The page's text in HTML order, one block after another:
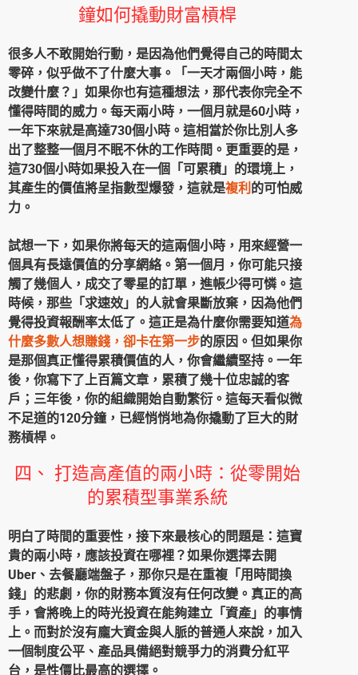
鐘如何撬動財富槓桿
很多人不敢開始行動，是因為他們覺得自己的時間太
零碎，似乎做不了什麼大事。「一天才兩個小時，能
改變什麼？」如果你也有這種想法，那代表你完全不
懂得時間的威力。每天兩小時，一個月就是60小時，
一年下來就是高達730個小時。這相當於你比別人多
出了整整一個月不眠不休的工作時間。更重要的是，
這730個小時如果投入在一個「可累積」的環境上，
其產生的價值將呈指數型爆發，這就是複利 的可怕威
力。
試想一下，如果你將每天的這兩個小時，用來經營一
個具有長遠價值的分享網絡。第一個月，你可能只接
觸了幾個人，成交了零星的訂單，進帳少得可憐。這
時候，那些「求速效」的人就會果斷放棄，因為他們
覺得投資報酬率太低了。這正是為什麼你需要知道為
什麼多數人想賺錢，卻卡在第一步的原因。但如果你
是那個真正懂得累積價值的人，你會繼續堅持。一年
後，你寫下了上百篇文章，累積了幾十位忠誠的客
戶；三年後，你的組織開始自動繁衍。這每天看似微
不足道的120分鐘，已經悄悄地為你撬動了巨大的財
務槓桿。
四、 打造高產值的兩小時：從零開始
的累積型事業系統
明白了時間的重要性，接下來最核心的問題是：這寶
貴的兩小時，應該投資在哪裡？如果你選擇去開
Uber 、去餐廳端盤子，那你只是在重複「用時間換
錢」的悲劇，你的財務本質沒有任何改變。真正的高
手，會將晚上的時光投資在能夠建立「資產」的事情
上。而對於沒有龐大資金與人脈的普通人來說，加入
一個制度公平、產品具備絕對競爭力的消費分紅平
台，是性價比最高的選擇。